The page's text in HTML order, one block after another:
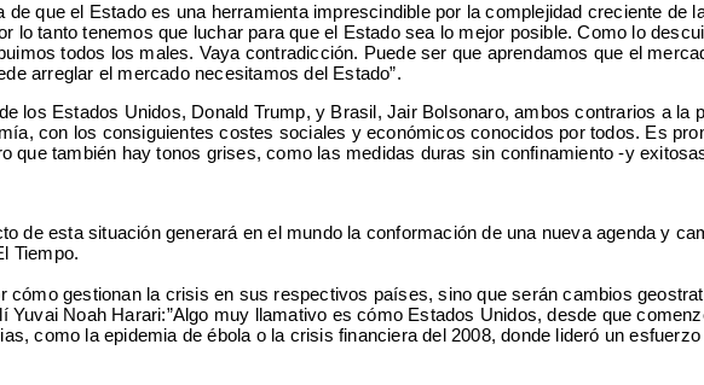
que el Estado es una herramienta imprescindible por la complejidad creciente de
tanto tenemos que luchar para que el Estado sea lo mejor posible. Como lo
todos los males. Vaya contradicción. Puede ser que aprendamos que el
arreglar el mercado necesitamos del Estado”.
los Estados Unidos, Donald Trump, y Brasil, Jair Bolsonaro, ambos contrarios a la
con los consiguientes costes sociales y económicos conocidos por todos. Es
que también hay tonos grises, como las medidas duras sin confinamiento -y
de esta situación generará en el mundo la conformación de una nueva agenda y
Tiempo.
gestionan la crisis en sus respectivos países, sino que serán cambios
Noah Harari:”Algo muy llamativo es cómo Estados Unidos, desde que
como la epidemia de ébola o la crisis financiera del 2008, donde lideró un esfuerzo